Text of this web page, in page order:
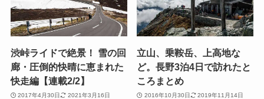
渋峠ライドで絶景！ 雪の回
廊・圧倒的快晴に恵まれた
快走編【連載2/2】
2017年4月30日 2021年3月16日
立山、乗鞍岳、上高地な
ど。長野3泊4日で訪れたと
ころまとめ
2016年10月30日 2019年11月14日